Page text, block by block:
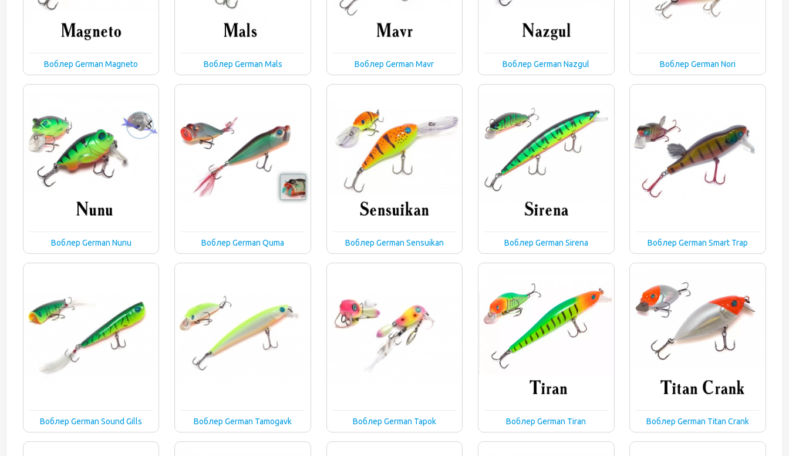
Воблер German Magneto Воблер German Mals Воблер German Mavr Воблер German Nazgul Воблер German Nori
Воблер German Nunu Воблер German Quma Воблер German Sensuikan Воблер German Sirena Воблер German Smart Trap
Воблер German Sound Gills Воблер German Tamogavk Воблер German Tapok Воблер German Tiran Воблер German Titan Crank